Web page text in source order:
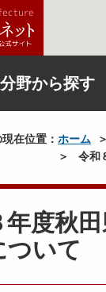
分野から探す
在位置： ホーム
令和
年度秋
ついて